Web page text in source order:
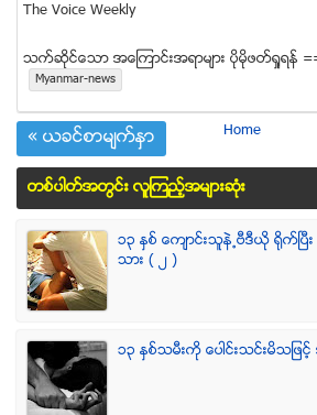
The Voice Weekly
သက္ဆုိင္ေသာ အေၾကာင္းအရာမ်ား ပုိမုိဖတ္ရႈရန္
Myanmar-news
« ယခင္စာမ်က္ႏွာ Home
တစ္ပါတ္အတြင္း လူၾကည့္အမ်ားဆံုး
၁၃ ႏွစ္ ေက်ာင္းသူနဲ႕ဗီဒီယို ရိုက္ျပီ
သား ( ၂ )
၁၃ ႏွစ္သမီးကို ေပါင္းသင္းမိသျဖင့္ အ